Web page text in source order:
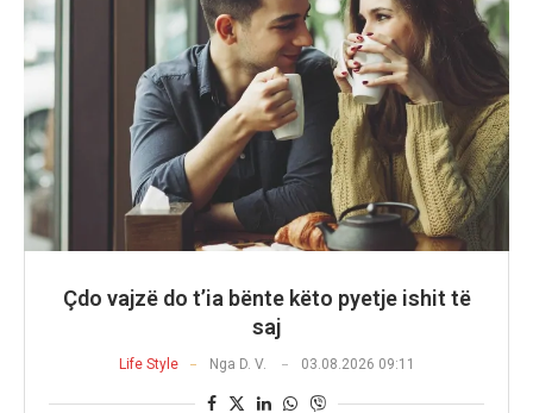
Çdo vajzë do t’ia bënte këto pyetje ishit të
saj
Life Style Nga D. V. 03.08.2026 09:11